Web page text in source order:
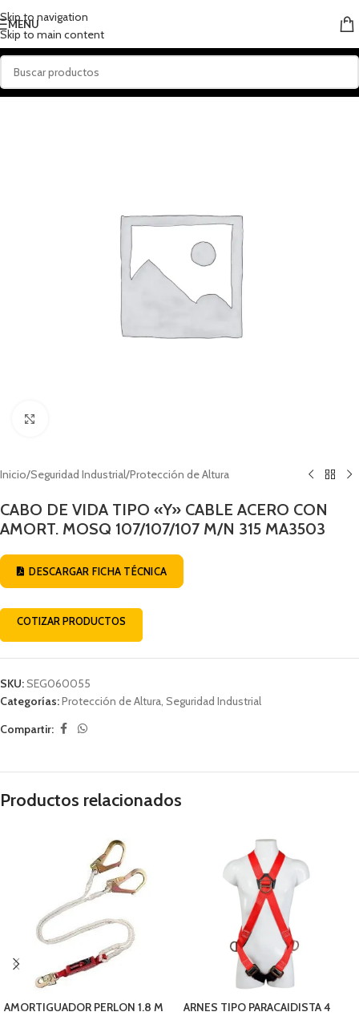
Skip to navigation
Skip to main content
MENU
Inicio/Seguridad Industrial/Protección de Altura
CABO DE VIDA TIPO «Y» CABLE ACERO CON
AMORT. MOSQ 107/107/107 M/N 315 MA3503
DESCARGAR FICHA TÉCNICA
COTIZAR PRODUCTOS
SKU:SEG060055
Categorías:Protección de Altura, Seguridad Industrial
Compartir:
Productos relacionados
AMORTIGUADOR PERLON 1.8 M
ARNES TIPO PARACAIDISTA 4